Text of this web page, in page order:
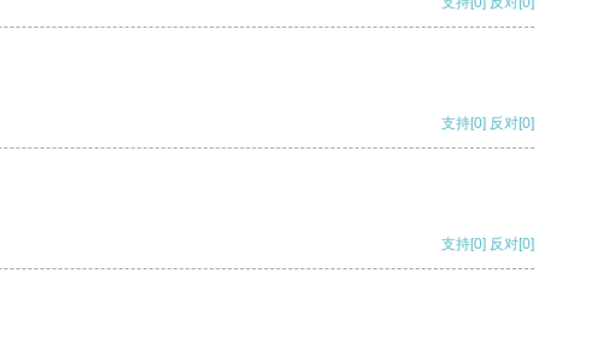
支持[0] 反对[0]
支持[0] 反对[0]